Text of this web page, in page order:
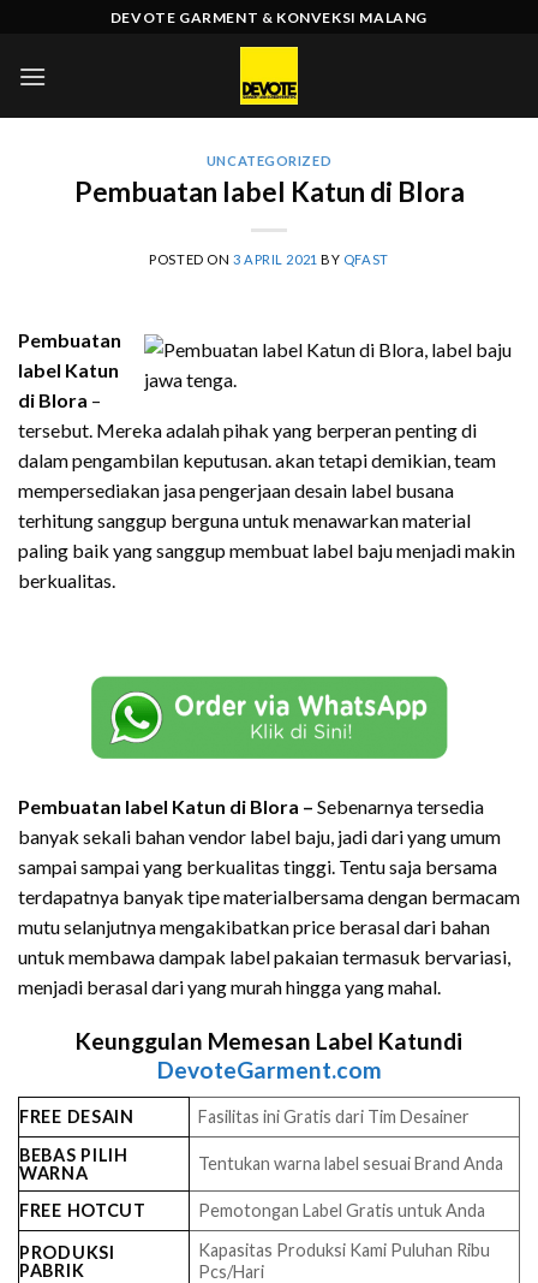
content
DEVOTE GARMENT & KONVEKSI MALANG
UNCATEGORIZED
Pembuatan label Katun di Blora
POSTED ON 3 APRIL 2021 BY QFAST
Pembuatan
label Katun
di Blora –
tersebut. Mereka adalah pihak yang berperan penting di
dalam pengambilan keputusan. akan tetapi demikian, team
mempersediakan jasa pengerjaan desain label busana
terhitung sanggup berguna untuk menawarkan material
paling baik yang sanggup membuat label baju menjadi makin
berkualitas.
Pembuatan label Katun di Blora – Sebenarnya tersedia
banyak sekali bahan vendor label baju, jadi dari yang umum
sampai sampai yang berkualitas tinggi. Tentu saja bersama
terdapatnya banyak tipe materialbersama dengan bermacam
mutu selanjutnya mengakibatkan price berasal dari bahan
untuk membawa dampak label pakaian termasuk bervariasi,
menjadi berasal dari yang murah hingga yang mahal.
Keunggulan Memesan Label Katundi
DevoteGarment.com
FREE DESAIN
Fasilitas ini Gratis dari Tim Desainer
BEBAS PILIH
WARNA
Tentukan warna label sesuai Brand Anda
FREE HOTCUT Pemotongan Label Gratis untuk Anda
PRODUKSI
PABRIK
Kapasitas Produksi Kami Puluhan Ribu
Pcs/Hari